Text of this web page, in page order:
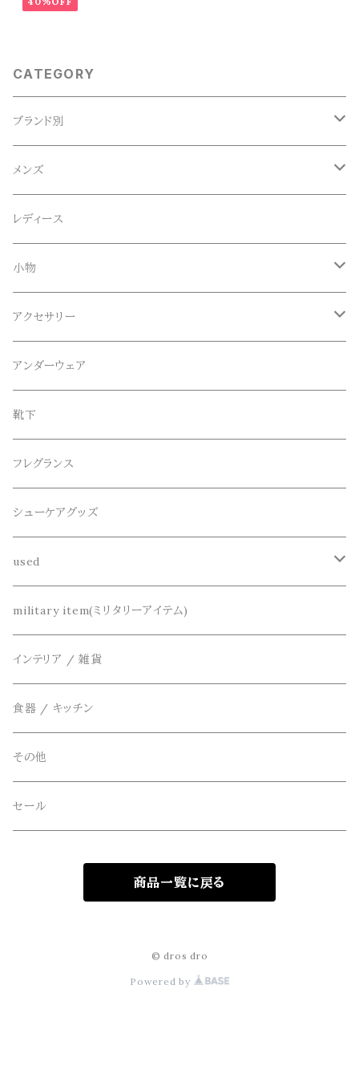
CATEGORY
ブランド別
ACE SNKR(エーススニーカー)
Anapau,Seaing,ANAPAU UG
Blundstone(ブランドストーン)
CameOne(ケイムワン)
CANDY DESIGN&WORKS(CDW)
collonil(コロニル)
CountyComm(カウンティーコム)
decka(デカ)
dros dro(ドロスドロ)
DETAIL(ディティール)
THE FLAVOR DESIGN(ザ フレーバーデザイン)
FOB FACTORY(エフオービーファクトリー)
Four Seasons Garage(FSG)
freewaters(フリーウォータース)
GLOMA NAUTICA(グローマノーティカ)
メンズ
トップス
Tシャツ
ロンT
シャツ
カーディガン
ボトムス
ロング
ショート
セットアップ
シューズ
シューズ
サンダル
レディース
小物
帽子、マフラー、手袋
メガネ、サングラス
ベルト
腕時計
キーアクセサリー
財布、コインケース、マネークリップ
鞄
アクセサリー
リング
ブレスレット、バングル
ネックレス
アンダーウェア
靴下
フレグランス
シューケアグッズ
used
リメイク
アクセサリー
military item(ミリタリーアイテム)
インテリア / 雑貨
食器 / キッチン
その他
セール
商品一覧に戻る
© dros dro
Powered by